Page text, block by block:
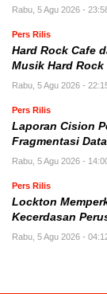
Rabu, 5 Agu 2026 -
Pers Rilis
Hard Rock Cafe
Musik Hard
Rabu, 5 Agu 2026 -
Pers Rilis
Laporan Cision
Fragmentasi
Rabu, 5 Agu 2026 -
Pers Rilis
Lockton
Kecerdasan
Rabu, 5 Agu 2026 -